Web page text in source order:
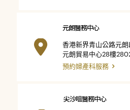
元朗醫務中心
香港新界青山公路元
元朗貿易中心28樓
預約婦產科服務
尖沙咀醫務中心